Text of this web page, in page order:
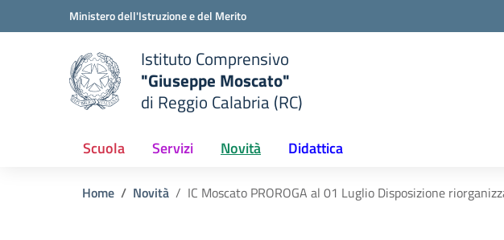
Vai ai contenuti
Vai al menu di navigazioneMinistero dell'Istruzione e del Merito
scuola
Istituto Comprensivo
"Giuseppe Moscato"
di Reggio Calabria (RC)
Scuola Servizi Novità Didattica
Home Novità IC Moscato PROROGA al 01 Luglio Disposizione